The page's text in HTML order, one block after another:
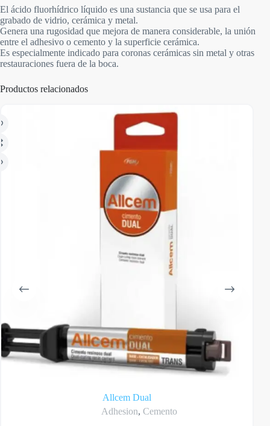
El ácido fluorhídrico líquido es una sustancia que se usa para el
grabado de vidrio, cerámica y metal.
Genera una rugosidad que mejora de manera considerable, la unión
entre el adhesivo o cemento y la superficie cerámica.
Es especialmente indicado para coronas cerámicas sin metal y otras
restauraciones fuera de la boca.
Productos relacionados
Allcem Dual
Adhesion, Cemento